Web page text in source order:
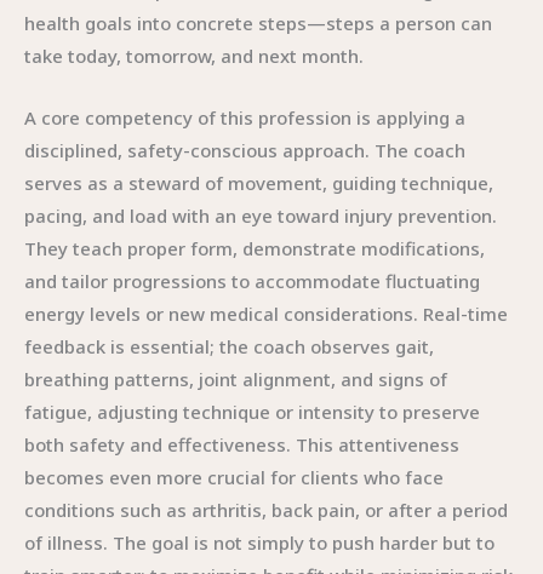
health goals into concrete steps—steps a person can
take today, tomorrow, and next month.
A core competency of this profession is applying a
disciplined, safety-conscious approach. The coach
serves as a steward of movement, guiding technique,
pacing, and load with an eye toward injury prevention.
They teach proper form, demonstrate modifications,
and tailor progressions to accommodate fluctuating
energy levels or new medical considerations. Real-time
feedback is essential; the coach observes gait,
breathing patterns, joint alignment, and signs of
fatigue, adjusting technique or intensity to preserve
both safety and effectiveness. This attentiveness
becomes even more crucial for clients who face
conditions such as arthritis, back pain, or after a period
of illness. The goal is not simply to push harder but to